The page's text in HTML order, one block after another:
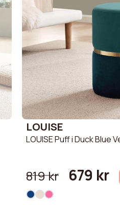
LOUISE
LOUISE Puff i Duck Blue
819 kr 679 kr